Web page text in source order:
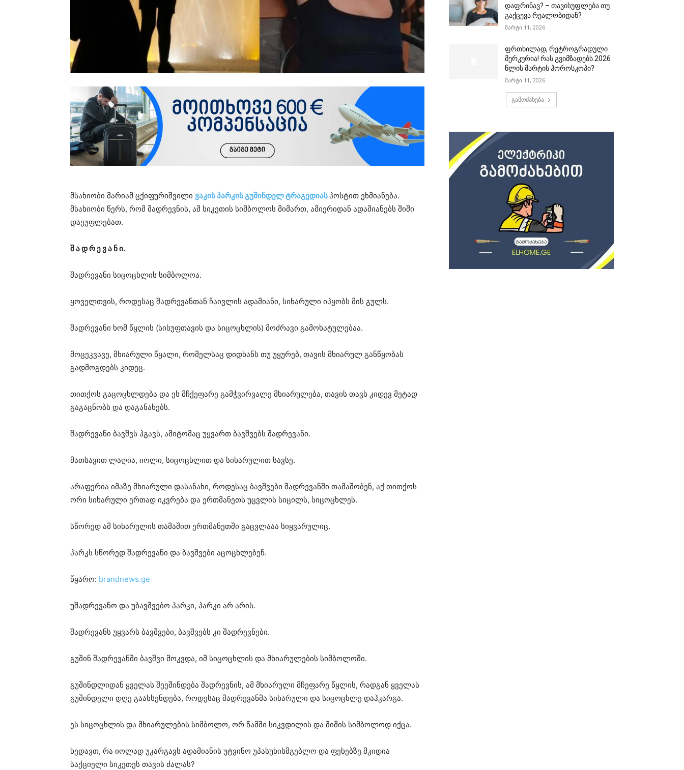
მსახიობი მარიამ ცქიფურიშვილი ვაკის პარკის გუშინდელ ტრაგედიასპოსტით ეხმიანება.
მსახიობი წერს, რომ შადრევნის, ამ სიკეთის სიმბოლოს მიმართ, ამიერიდან ადამიანებს შიში
დაეუფლებათ.
შ ა დ რ ე ვ ა ნ ი.
შადრევანი სიცოცხლის სიმბოლოა.
ყოველთვის, როდესაც შადრევანთან ჩაივლის ადამიანი, სიხარული იპყობს მის გულს.
შადრევანი ხომ წყლის (სისუფთავის და სიცოცხლის) მოძრავი გამოხატულებაა.
მოცეკვავე, მხიარული წყალი, რომელსაც დიდხანს თუ უყურებ, თავის მხიარულ განწყობას
გადმოგდებს კიდეც.
თითქოს გაცოცხლდება და ეს მჩქეფარე გამჭვირვალე მხიარულება, თავის თავს კიდევ მეტად
გაგაცნობს და დაგანახებს.
შადრევანი ბავშვს ჰგავს, ამიტომაც უყვართ ბავშვებს შადრევანი.
მათსავით ლაღია, იოლი, სიცოცხლით და სიხარულით სავსე.
არაფერია იმაზე მხიარული დასანახი, როდესაც ბავშვები შადრევანში თამაშობენ, აქ თითქოს
ორი სიხარული ერთად იკვრება და ერთმანეთს უცვლის სიცილს, სიცოცხლეს.
სწორედ ამ სიხარულის თამაშით ერთმანეთში გაცვლააა სიყვარულიც.
პარკს სწორედ შადრევანი და ბავშვები აცოცხლებენ.
წყარო: brandnews.ge
უშადრევანო და უბავშვებო პარკი, პარკი არ არის.
შადრევანს უყვარს ბავშვები, ბავშვებს კი შადრევნები.
გუშინ შადრევანში ბავშვი მოკვდა, იმ სიცოცხლის და მხიარულების სიმბოლოში.
გუშინდლიდან ყველას შეეშინდება შადრევნის, ამ მხიარული მჩეფარე წყლის, რადგან ყველას
გუშინდელი დღე გაახსენდება, როდესაც შადრევანმა სიხარული და სიცოცხლე დაჰკარგა.
ეს სიცოცხლის და მხიარულების სიმბოლო, ორ წამში სიკვდილის და შიშის სიმბოლოდ იქცა.
ხედავთ, რა იოლად უკარგავს ადამიანის უტვინო უპასუხისმგებლო და ფეხებზე მკიდია
საქციელი სიკეთეს თავის ძალას?
დაფრინავ? – თავისუფლება თუ
გაქცევა რეალობიდან?
მარტი 11, 2026
ფრთხილად, რეტროგრადული
მერკურია! რას გვიმზადებს 2026
წლის მარტის ჰოროსკოპი?
მარტი 11, 2026
გამოძახება